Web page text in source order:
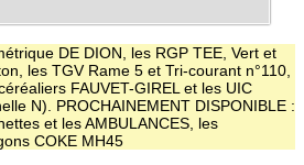
DE DION, les RGP TEE, Vert et
les TGV Rame 5 et Tri-courant n°110,
FAUVET-GIREL et les UIC
N). PROCHAINEMENT DISPONIBLE :
et les AMBULANCES, les
COKE MH45